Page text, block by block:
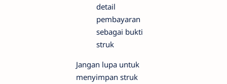
detail
pembayaran
sebagai bukti
struk
Jangan lupa untuk
menyimpan struk